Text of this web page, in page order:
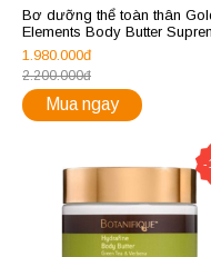
Bơ dưỡng thể toàn thân
Elements Body Butter
1.980.000đ
2.200.000đ
Mua ngay
-